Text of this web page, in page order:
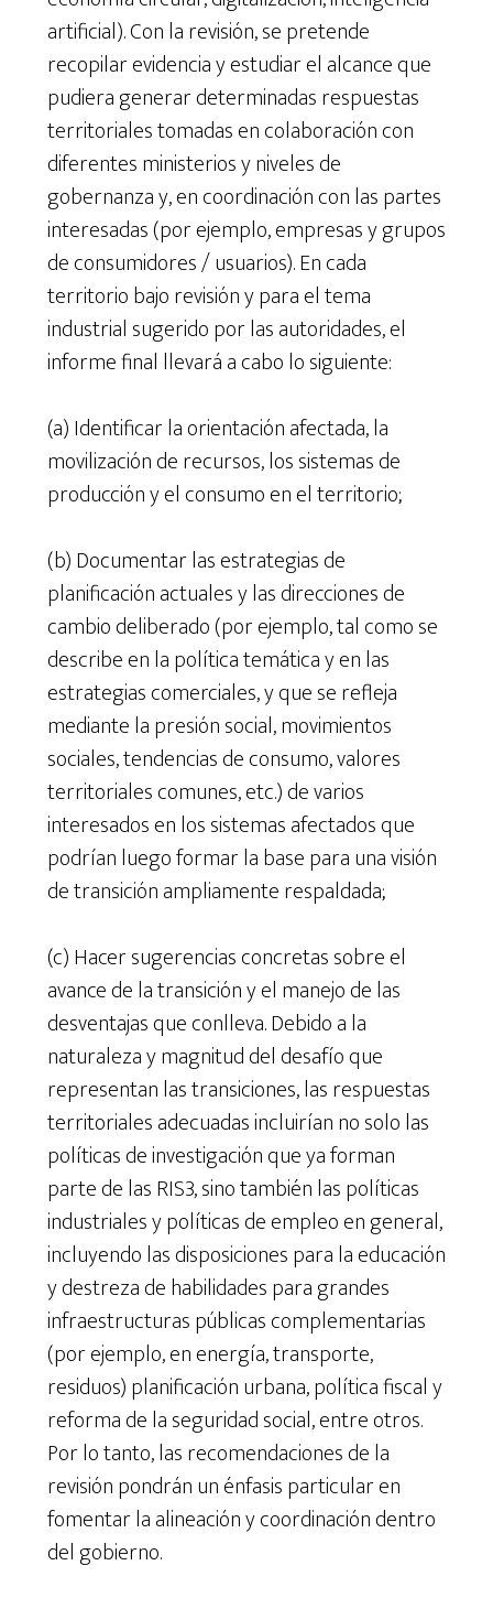
artificial). Con la revisión, se pretende
recopilar evidencia y estudiar el alcance que
pudiera generar determinadas respuestas
territoriales tomadas en colaboración con
diferentes ministerios y niveles de
gobernanza y, en coordinación con las partes
interesadas (por ejemplo, empresas y grupos
de consumidores / usuarios). En cada
territorio bajo revisión y para el tema
industrial sugerido por las autoridades, el
informe final llevará a cabo lo siguiente:
(a) Identificar la orientación afectada, la
movilización de recursos, los sistemas de
producción y el consumo en el territorio;
(b) Documentar las estrategias de
planificación actuales y las direcciones de
cambio deliberado (por ejemplo, tal como se
describe en la política temática y en las
estrategias comerciales, y que se refleja
mediante la presión social, movimientos
sociales, tendencias de consumo, valores
territoriales comunes, etc.) de varios
interesados ​​en los sistemas afectados que
podrían luego formar la base para una visión
de transición ampliamente respaldada;
(c) Hacer sugerencias concretas sobre el
avance de la transición y el manejo de las
desventajas que conlleva. Debido a la
naturaleza y magnitud del desafío que
representan las transiciones, las respuestas
territoriales adecuadas incluirían no solo las
políticas de investigación que ya forman
parte de las RIS3, sino también las políticas
industriales y políticas de empleo en general,
incluyendo las disposiciones para la educación
y destreza de habilidades para grandes
infraestructuras públicas complementarias
(por ejemplo, en energía, transporte,
residuos) planificación urbana, política fiscal y
reforma de la seguridad social, entre otros.
Por lo tanto, las recomendaciones de la
revisión pondrán un énfasis particular en
fomentar la alineación y coordinación dentro
del gobierno.